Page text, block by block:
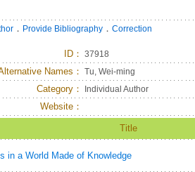
． Provide Bibliography ． Correction
ID ： 37918
Names： Tu, Wei-ming
Category： Individual Author
Website：
Title
in a World Made of Knowledge